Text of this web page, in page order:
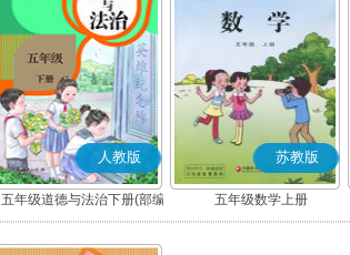
人教版
五年级道德与法治下册(部编
版)
苏教版
五年级数学上册